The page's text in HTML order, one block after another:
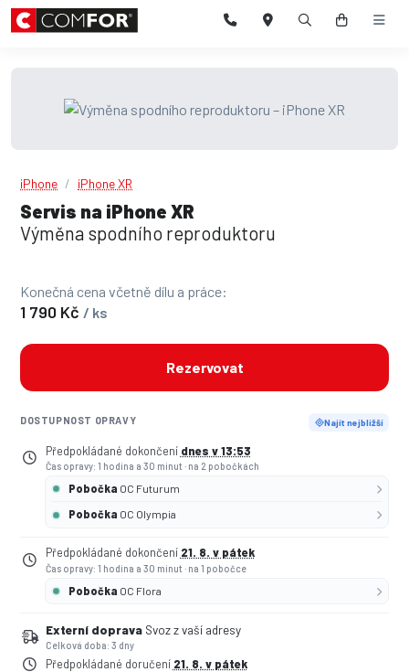
iPhone iPhone XR
Servis na iPhone XR
Výměna spodního reproduktoru
Konečná cena včetně dílu a práce:
1 790 Kč / ks
Rezervovat
DOSTUPNOST OPRAVY Najít nejbližší
Předpokládané dokončení dnes v 13:53
Čas opravy: 1 hodina a 30 minut · na 2 pobočkách
Pobočka OC Futurum
Pobočka OC Olympia
Předpokládané dokončení 21. 8. v pátek
Čas opravy: 1 hodina a 30 minut · na 1 pobočce
Pobočka OC Flora
Externí doprava Svoz z vaší adresy
Celková doba: 3 dny
Předpokládané doručení 21. 8. v pátek